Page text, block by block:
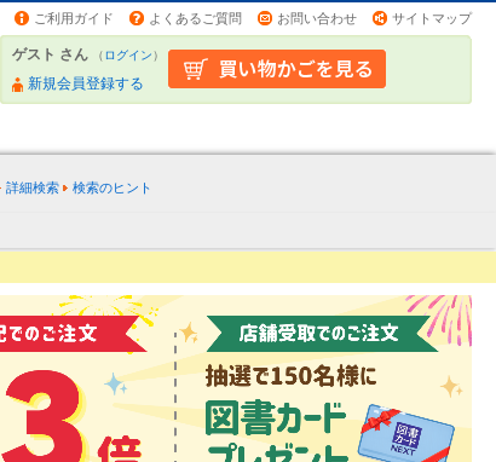
ご利用ガイド よくあるご質問 お問い合わせ サイトマップ
ゲスト さん （ログイン）
新規会員登録する
詳細検索 検索のヒント